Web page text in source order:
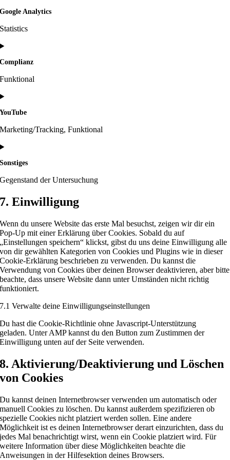
Google Analytics
Statistics
Complianz
Funktional
YouTube
Marketing/Tracking, Funktional
Sonstiges
Gegenstand der Untersuchung
7. Einwilligung
Wenn du unsere Website das erste Mal besuchst, zeigen wir dir ein
Pop-Up mit einer Erklärung über Cookies. Sobald du auf
„Einstellungen speichern“ klickst, gibst du uns deine Einwilligung alle
von dir gewählten Kategorien von Cookies und Plugins wie in dieser
Cookie-Erklärung beschrieben zu verwenden. Du kannst die
Verwendung von Cookies über deinen Browser deaktivieren, aber bitte
beachte, dass unsere Website dann unter Umständen nicht richtig
funktioniert.
7.1 Verwalte deine Einwilligungseinstellungen
Du hast die Cookie-Richtlinie ohne Javascript-Unterstützung
geladen. Unter AMP kannst du den Button zum Zustimmen der
Einwilligung unten auf der Seite verwenden.
8. Aktivierung/Deaktivierung und Löschen
von Cookies
Du kannst deinen Internetbrowser verwenden um automatisch oder
manuell Cookies zu löschen. Du kannst außerdem spezifizieren ob
spezielle Cookies nicht platziert werden sollen. Eine andere
Möglichkeit ist es deinen Internetbrowser derart einzurichten, dass du
jedes Mal benachrichtigt wirst, wenn ein Cookie platziert wird. Für
weitere Information über diese Möglichkeiten beachte die
Anweisungen in der Hilfesektion deines Browsers.